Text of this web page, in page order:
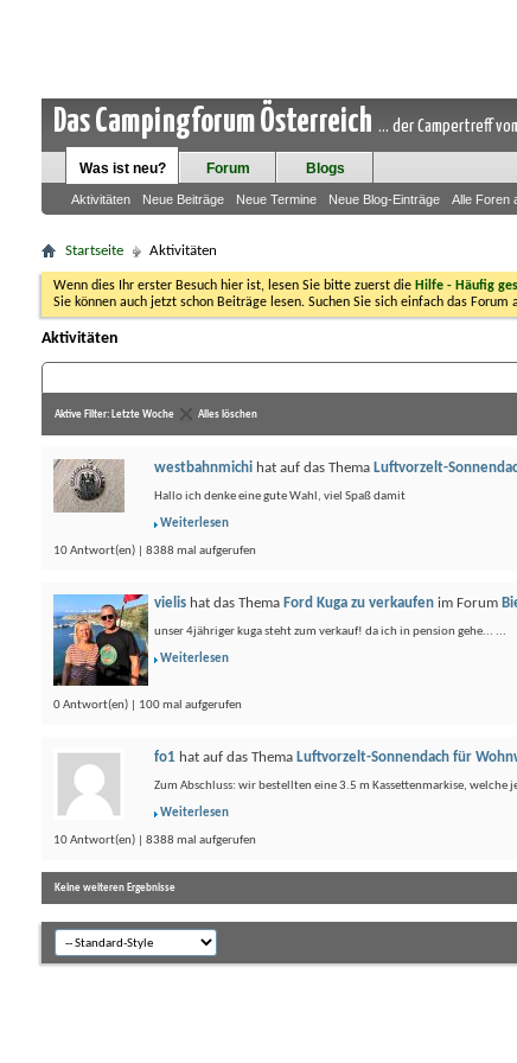
Das Campingforum Österreich ... der Campertreff
Was ist neu?
Aktivitäten Neue Beiträge Neue Termine Neue Blog-Einträge Alle Foren
Forum Blogs
Startseite Aktivitäten
Wenn dies Ihr erster Besuch hier ist, lesen Sie bitte zuerst die Hilfe - Häufig
Sie können auch jetzt schon Beiträge lesen. Suchen Sie sich einfach das
Aktivitäten
Aktive Filter: Letzte Woche Alles löschen
westbahnmichi hat auf das Thema Luftvorzelt-
Hallo ich denke eine gute Wahl, viel Spaß damit
Weiterlesen
10 Antwort(en) | 8388 mal aufgerufen
vielis hat das Thema Ford Kuga zu verkaufen im Forum
unser 4jähriger kuga steht zum verkauf! da ich in pension gehe... ...
Weiterlesen
0 Antwort(en) | 100 mal aufgerufen
fo1 hat auf das Thema Luftvorzelt-Sonnendach für
Zum Abschluss: wir bestellten eine 3.5 m Kassettenmarkise,
Weiterlesen
10 Antwort(en) | 8388 mal aufgerufen
Keine weiteren Ergebnisse